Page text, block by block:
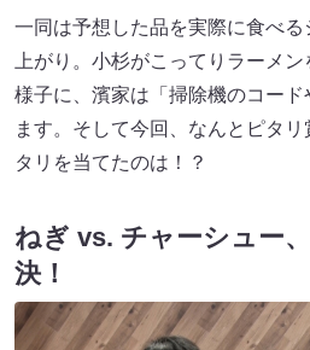
一同は予想した品を実際に食べ
上がり。小杉がこってりラーメ
様子に、濱家は「掃除機のコー
ます。そして今回、なんとピタ
タリを当てたのは！？
ねぎ vs. チャーシュー
決！